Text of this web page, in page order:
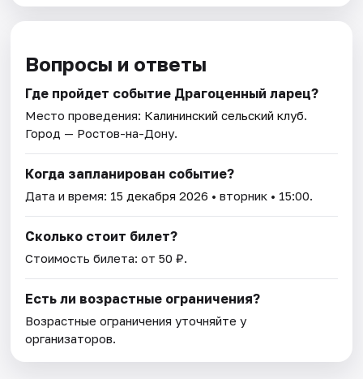
Вопросы и ответы
Где пройдет событие Драгоценный ларец?
Место проведения: Калининский сельский клуб.
Город — Ростов-на-Дону.
Когда запланирован событие?
Дата и время: 15 декабря 2026 • вторник • 15:00.
Сколько стоит билет?
Стоимость билета: от 50 ₽.
Есть ли возрастные ограничения?
Возрастные ограничения уточняйте у
организаторов.